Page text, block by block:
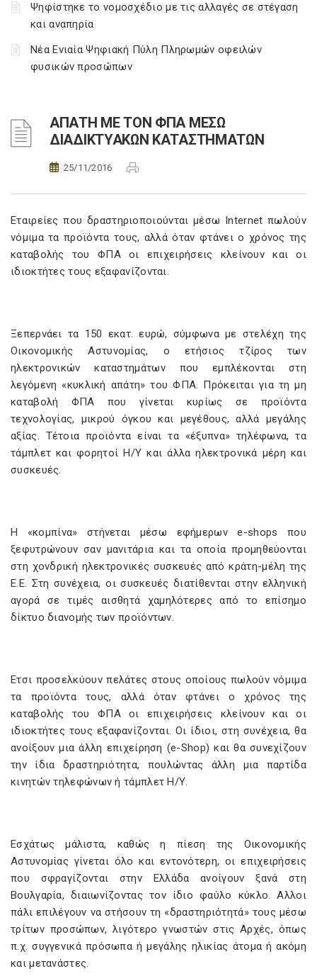
Ψηφίστηκε το νομοσχέδιο με τις αλλαγές σε στέγαση
και αναπηρία
Νέα Ενιαία Ψηφιακή Πύλη Πληρωμών οφειλών
φυσικών προσώπων
ΑΠΑΤΗ ΜΕ ΤΟΝ ΦΠΑ ΜΕΣΩ
ΔΙΑΔΙΚΤΥΑΚΩΝ ΚΑΤΑΣΤΗΜΑΤΩΝ
25/11/2016
Εταιρείες που δραστηριοποιούνται μέσω Internet πωλούν
νόμιμα τα προϊόντα τους, αλλά όταν φτάνει ο χρόνος της
καταβολής του ΦΠΑ οι επιχειρήσεις κλείνουν και οι
ιδιοκτήτες τους εξαφανίζονται.
Ξεπερνάει τα 150 εκατ. ευρώ, σύμφωνα με στελέχη της
Οικονομικής Αστυνομίας, ο ετήσιος τζίρος των
ηλεκτρονικών καταστημάτων που εμπλέκονται στη
λεγόμενη «κυκλική απάτη» του ΦΠΑ. Πρόκειται για τη μη
καταβολή ΦΠΑ που γίνεται κυρίως σε προϊόντα
τεχνολογίας, μικρού όγκου και μεγέθους, αλλά μεγάλης
αξίας. Τέτοια προϊόντα είναι τα «έξυπνα» τηλέφωνα, τα
τάμπλετ και φορητοί Η/Υ και άλλα ηλεκτρονικά μέρη και
συσκευές.
Η «κομπίνα» στήνεται μέσω εφήμερων e-shops που
ξεφυτρώνουν σαν μανιτάρια και τα οποία προμηθεύονται
στη χονδρική ηλεκτρονικές συσκευές από κράτη-μέλη της
Ε.Ε. Στη συνέχεια, οι συσκευές διατίθενται στην ελληνική
αγορά σε τιμές αισθητά χαμηλότερες από το επίσημο
δίκτυο διανομής των προϊόντων.
Ετσι προσελκύουν πελάτες στους οποίους πωλούν νόμιμα
τα προϊόντα τους, αλλά όταν φτάνει ο χρόνος της
καταβολής του ΦΠΑ οι επιχειρήσεις κλείνουν και οι
ιδιοκτήτες τους εξαφανίζονται. Οι ίδιοι, στη συνέχεια, θα
ανοίξουν μια άλλη επιχείρηση (e-Shop) και θα συνεχίζουν
την ίδια δραστηριότητα, πουλώντας άλλη μια παρτίδα
κινητών τηλεφώνων ή τάμπλετ Η/Υ.
Εσχάτως μάλιστα, καθώς η πίεση της Οικονομικής
Αστυνομίας γίνεται όλο και εντονότερη, οι επιχειρήσεις
που σφραγίζονται στην Ελλάδα ανοίγουν ξανά στη
Βουλγαρία, διαιωνίζοντας τον ίδιο φαύλο κύκλο. Αλλοι
πάλι επιλέγουν να στήσουν τη «δραστηριότητά» τους μέσω
τρίτων προσώπων, λιγότερο γνωστών στις Αρχές, όπως
π.χ. συγγενικά πρόσωπα ή μεγάλης ηλικίας άτομα ή ακόμη
και μετανάστες.